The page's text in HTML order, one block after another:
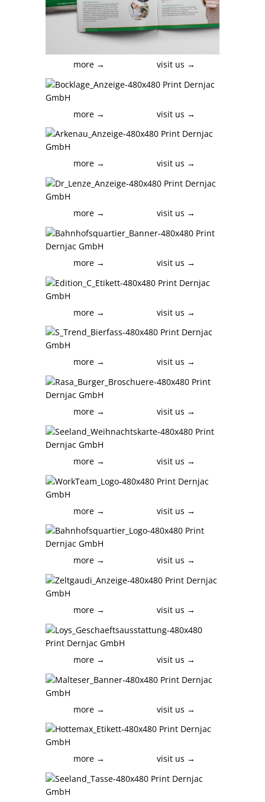
more → visit us →
more → visit us →
more → visit us →
more → visit us →
more → visit us →
more → visit us →
more → visit us →
more → visit us →
more → visit us →
more → visit us →
more → visit us →
more → visit us →
more → visit us →
more → visit us →
more → visit us →